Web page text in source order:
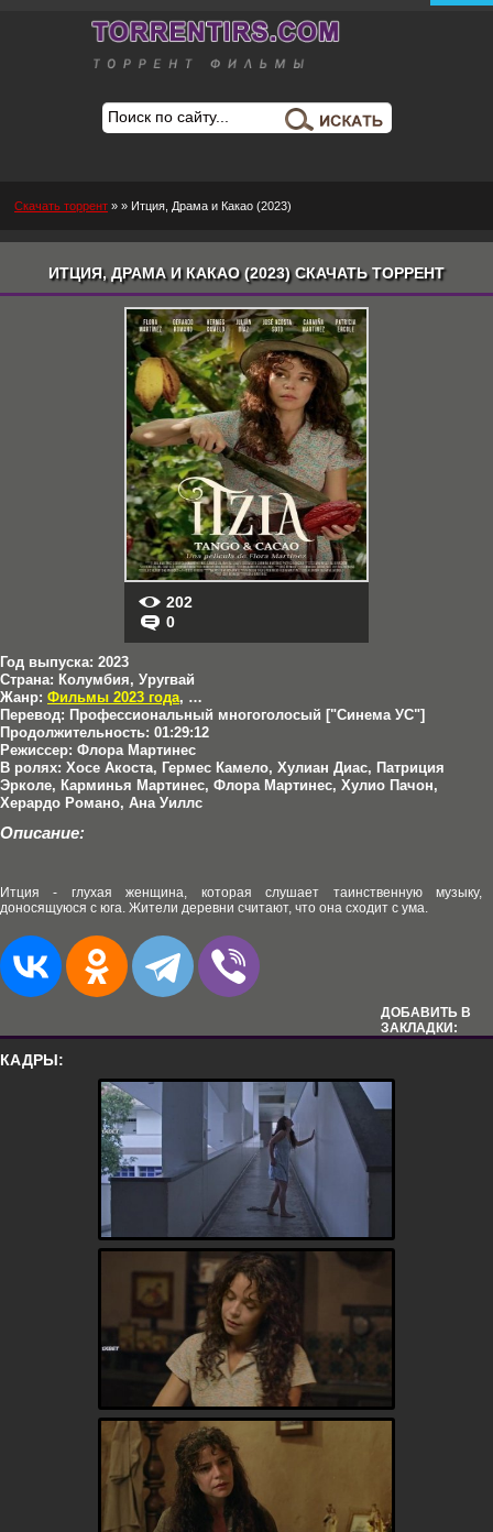
Скачать торрент » » Итция, Драма и Какао (2023)
ИТЦИЯ, ДРАМА И КАКАО (2023) СКАЧАТЬ ТОРРЕНТ
202
0
Год выпуска: 2023
Страна: Колумбия, Уругвай
Жанр: Фильмы 2023 года, Драмы
Перевод: Профессиональный многоголосый ["Синема УС"]
Продолжительность: 01:29:12
Режиссер: Флора Мартинес
В ролях: Хосе Акоста, Гермес Камело, Хулиан Диас, Патриция
Эрколе, Карминья Мартинес, Флора Мартинес, Хулио Пачон,
Херардо Романо, Ана Уиллс
Описание:
Итция - глухая женщина, которая слушает таинственную музыку,
доносящуюся с юга. Жители деревни считают, что она сходит с ума.
ДОБАВИТЬ В
ЗАКЛАДКИ:
КАДРЫ: